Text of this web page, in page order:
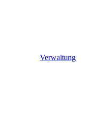
Verwaltung